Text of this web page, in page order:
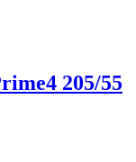
205/55